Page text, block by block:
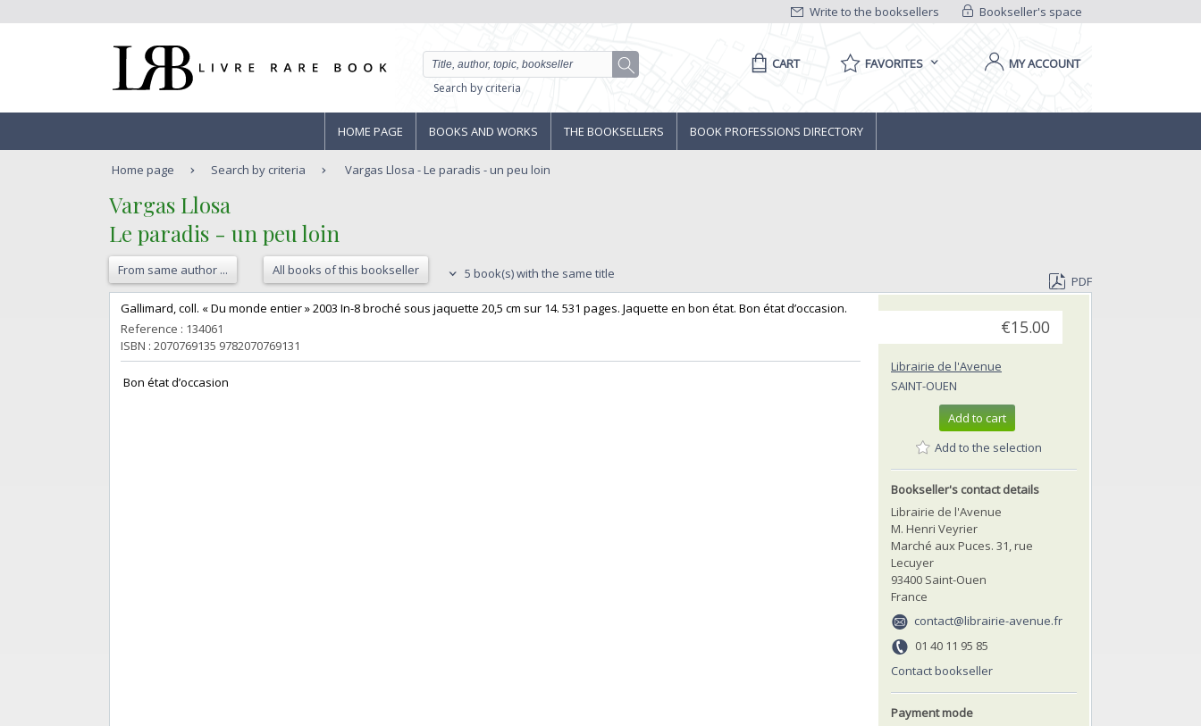
Bookseller's space
Write to the booksellers
Search by criteria
CART FAVORITES MY ACCOUNT
HOME PAGE BOOKS AND WORKS THE BOOKSELLERS BOOK PROFESSIONS DIRECTORY
Home page Search by criteria Vargas Llosa - Le paradis - un peu loin
‎Vargas Llosa‎
‎Le paradis - un peu loin‎
From same author ... All books of this bookseller 5 book(s) with the same title
PDF
‎Gallimard, coll. « Du monde entier » 2003 In-8 broché sous jaquette 20,5 cm sur 14. 531 pages. Jaquette en bon état. Bon état d’occasion.‎
Reference : 134061
ISBN : 2070769135 9782070769131
‎ Bon état d’occasion ‎
€15.00
Librairie de l'Avenue
SAINT-OUEN
Add to cart
Add to the selection
Bookseller's contact details
Librairie de l'Avenue
M. Henri Veyrier
Marché aux Puces. 31, rue
Lecuyer
93400 Saint-Ouen
France
contact@librairie-avenue.fr
01 40 11 95 85
Contact bookseller
Payment mode